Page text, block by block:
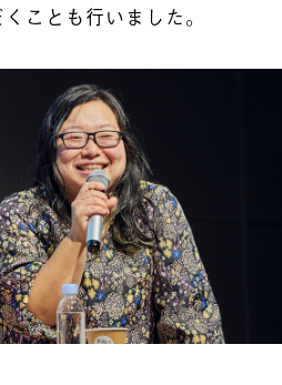
ことも行いました。